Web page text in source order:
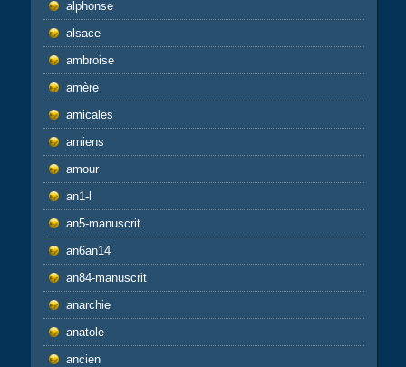
alphonse
alsace
ambroise
amère
amicales
amiens
amour
an1-l
an5-manuscrit
an6an14
an84-manuscrit
anarchie
anatole
ancien